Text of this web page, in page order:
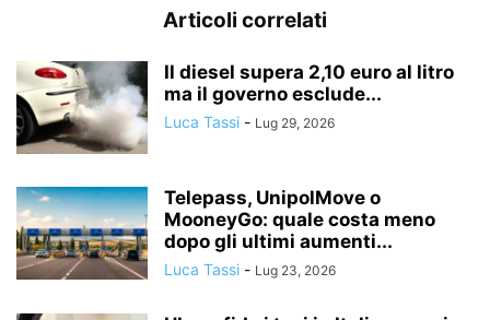
Articoli correlati
Il diesel supera 2,10 euro al litro
ma il governo esclude...
Luca Tassi - Lug 29, 2026
Telepass, UnipolMove o
MooneyGo: quale costa meno
dopo gli ultimi aumenti...
Luca Tassi - Lug 23, 2026